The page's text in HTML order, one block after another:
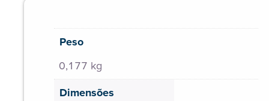
Peso
0,177 kg
Dimensões